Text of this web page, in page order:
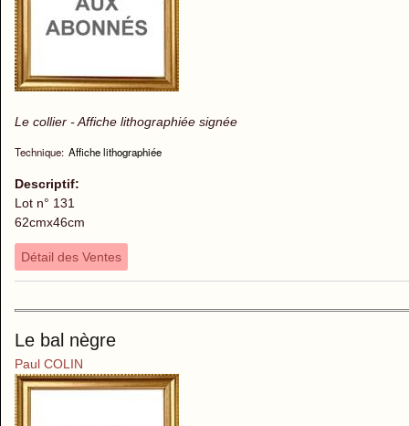
Le collier - Affiche lithographiée signée
Technique: Affiche lithographiée
Descriptif:
Lot n° 131
62cmx46cm
Détail des Ventes
Le bal nègre
Paul COLIN